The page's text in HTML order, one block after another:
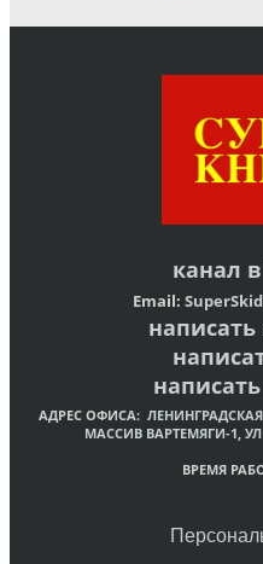
канал в
Email:
написать
АДРЕС ОФИСА:
МАССИВ ВАРТЕМЯГИ-1,
ВРЕМЯ